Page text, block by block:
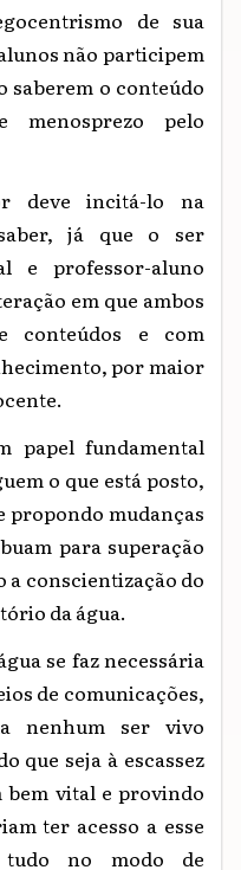
de sua
não participem
saberem o conteúdo
menosprezo pelo
deve incitá-lo na
já que o ser
e professor-aluno
em que ambos
conteúdos e com
por maior
papel fundamental
o que está posto,
propondo mudanças
para superação
a conscientização do
da água.
se faz necessária
de comunicações,
nenhum ser vivo
que seja à escassez
bem vital e provindo
ter acesso a esse
tudo no modo de